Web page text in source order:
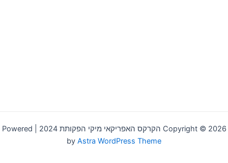
Copyright © 2026 הקרקס האפריקאי מיקי הפקותת 2024 | Powered
by Astra WordPress Theme